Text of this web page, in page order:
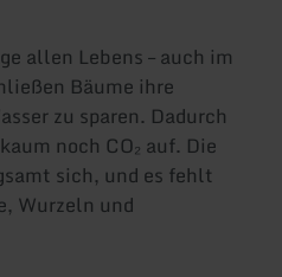
allen Lebens – auch im
Bäume ihre
zu sparen. Dadurch
noch CO₂ auf. Die
sich, und es fehlt
Wurzeln und